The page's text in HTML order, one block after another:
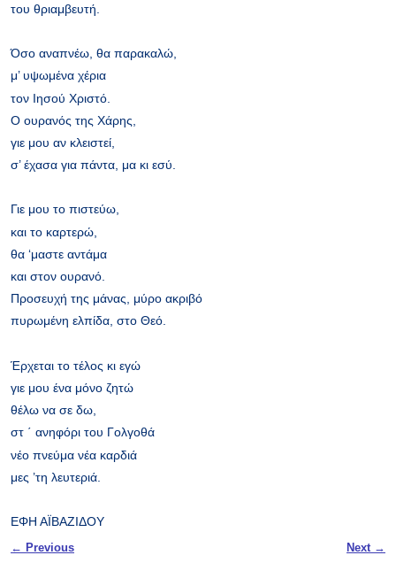
του θριαμβευτή.
Όσο αναπνέω, θα παρακαλώ,
μ’ υψωμένα χέρια
τον Ιησού Χριστό.
Ο ουρανός της Χάρης,
γιε μου αν κλειστεί,
σ’ έχασα για πάντα, μα κι εσύ.
Γιε μου το πιστεύω,
και το καρτερώ,
θα ‘μαστε αντάμα
και στον ουρανό.
Προσευχή της μάνας, μύρο ακριβό
πυρωμένη ελπίδα, στο Θεό.
Έρχεται το τέλος κι εγώ
γιε μου ένα μόνο ζητώ
θέλω να σε δω,
στ ΄ ανηφόρι του Γολγοθά
νέο πνεύμα νέα καρδιά
μες ’τη λευτεριά.
ΕΦΗ ΑΪΒΑΖΙΔΟΥ
Post navigation
← Previous Next →